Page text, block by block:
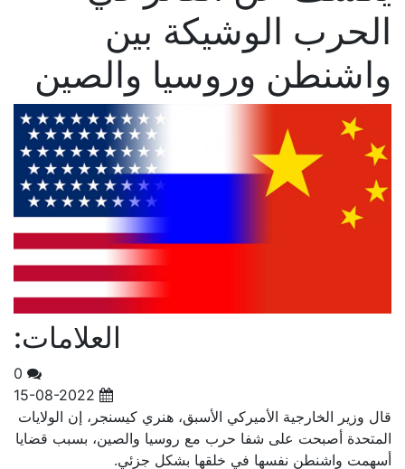
الحرب الوشيكة بين
واشنطن وروسيا والصين
العلامات:
0
15-08-2022
قال وزير الخارجية الأميركي الأسبق، هنري كيسنجر، إن الولايات
المتحدة أصبحت على شفا حرب مع روسيا والصين، بسبب قضايا
أسهمت واشنطن نفسها في خلقها بشكل جزئي.